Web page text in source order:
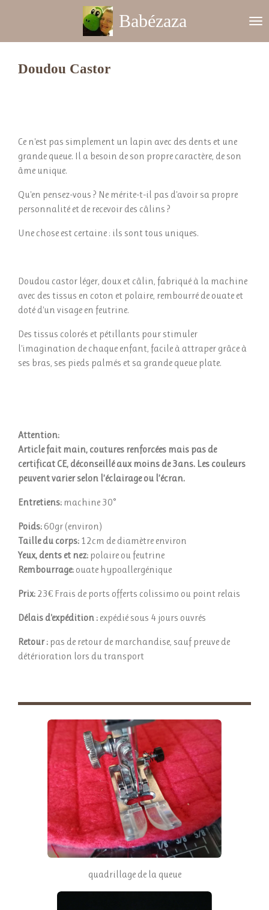
contenu
Babézaza
Doudou Castor
Ce n'est pas simplement un lapin avec des dents et une
grande queue. Il a besoin de son propre caractère, de son
âme unique.
Qu'en pensez-vous ? Ne mérite-t-il pas d'avoir sa propre
personnalité et de recevoir des câlins ?
Une chose est certaine : ils sont tous uniques.
Doudou castor léger, doux et câlin, fabriqué à la machine
avec des tissus en coton et polaire, rembourré de ouate et
doté d'un visage en feutrine.
Des tissus colorés et pétillants pour stimuler
l'imagination de chaque enfant, facile à attraper grâce à
ses bras, ses pieds palmés et sa grande queue plate.
Attention:
Article fait main, coutures renforcées mais pas de
certificat CE, déconseillé aux moins de 3ans. Les couleurs
peuvent varier selon l’éclairage ou l’écran.
Entretiens: machine 30°
Poids: 60gr (environ)
Taille du corps: 12cm de diamètre environ
Yeux, dents et nez: polaire ou feutrine
Rembourrage: ouate hypoallergénique
Prix: 23€ Frais de ports offerts colissimo ou point relais
Délais d'expédition : expédié sous 4 jours ouvrés
Retour : pas de retour de marchandise, sauf preuve de
détérioration lors du transport
quadrillage de la queue